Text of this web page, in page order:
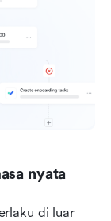
nyata
di luar